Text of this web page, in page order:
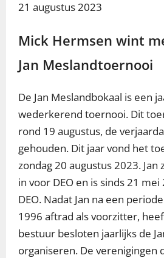
21 augustus 2023
Mick Hermsen wint
Jan Meslandtoernooi
De Jan Meslandbokaal is een
wederkerend toernooi. Dit
rond 19 augustus, de
gehouden. Dit jaar vond het
zondag 20 augustus 2023. Jan
in voor DEO en is sinds 21 mei
DEO. Nadat Jan na een
1996 aftrad als voorzitter,
bestuur besloten jaarlijks de
organiseren. De verenigingen